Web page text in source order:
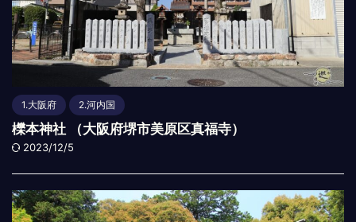
1.大阪府 2.河内国
櫟本神社 （大阪府堺市美原区真福寺）
2023/12/5